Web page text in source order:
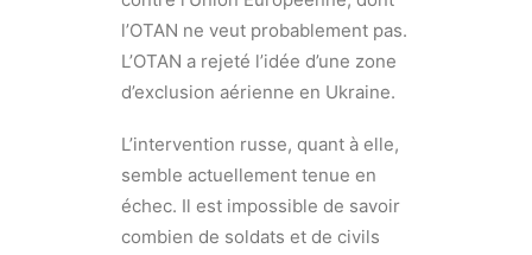
l’OTAN ne veut probablement pas.
L’OTAN a rejeté l’idée d’une zone
d’exclusion aérienne en Ukraine.
L’intervention russe, quant à elle,
semble actuellement tenue en
échec. Il est impossible de savoir
combien de soldats et de civils